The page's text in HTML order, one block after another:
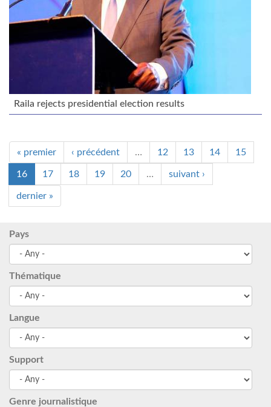
Raila rejects presidential election results
« premier ‹ précédent … 12 13 14 15
16 17 18 19 20 … suivant ›
dernier »
Pays
Thématique
Langue
Support
Genre journalistique